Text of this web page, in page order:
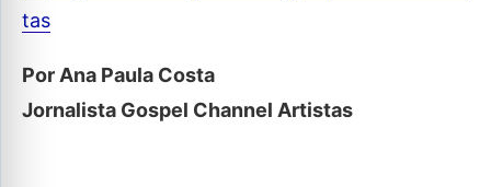
tas
Por Ana Paula Costa
Jornalista Gospel Channel Artistas